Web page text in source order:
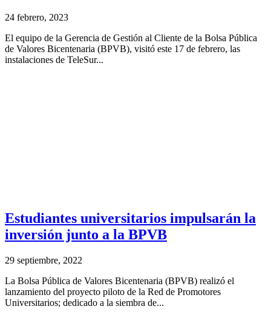
24 febrero, 2023
El equipo de la Gerencia de Gestión al Cliente de la Bolsa Pública
de Valores Bicentenaria (BPVB), visitó este 17 de febrero, las
instalaciones de TeleSur...
Estudiantes universitarios impulsarán la
inversión junto a la BPVB
29 septiembre, 2022
La Bolsa Pública de Valores Bicentenaria (BPVB) realizó el
lanzamiento del proyecto piloto de la Red de Promotores
Universitarios; dedicado a la siembra de...